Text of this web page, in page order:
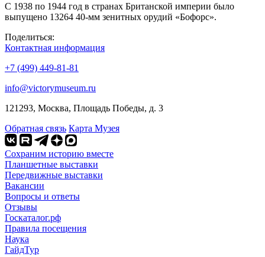
С 1938 по 1944 год в странах Британской империи было
выпущено 13264 40-мм зенитных орудий «Бофорс».
Поделиться:
Контактная информация
+7 (499) 449-81-81
info@victorymuseum.ru
121293, Москва, Площадь Победы, д. 3
Обратная связь Карта Музея
Сохраним историю вместе
Планшетные выставки
Передвижные выставки
Вакансии
Вопросы и ответы
Отзывы
Госкаталог.рф
Правила посещения
Наука
ГайдТур